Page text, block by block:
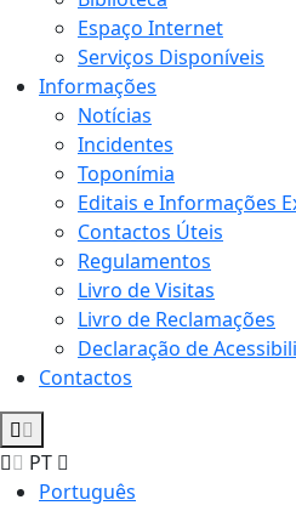
Espaço Internet
Serviços Disponíveis
Informações
Notícias
Incidentes
Toponímia
Editais e Informações
Contactos Úteis
Regulamentos
Livro de Visitas
Livro de Reclamações
Declaração de
Contactos
PT
Português